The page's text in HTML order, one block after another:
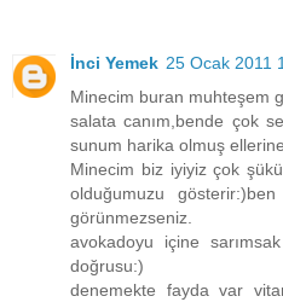
İnci Yemek 25 Ocak 2011
Minecim buran muhteşem
salata canım,bende çok
sunum harika olmuş
Minecim biz iyiyiz çok
olduğumuzu
görünmezseniz.
avokadoyu içine
doğrusu:)
denemekte fayda var